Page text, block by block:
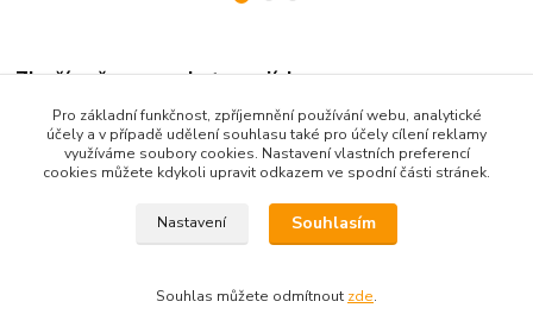
Zboží zařazeno v kategoriích
Dětské oblečení
Dětské kalhoty
Pro základní funkčnost, zpříjemnění používání webu, analytické
účely a v případě udělení souhlasu také pro účely cílení reklamy
využíváme soubory cookies. Nastavení vlastních preferencí
cookies můžete kdykoli upravit odkazem ve spodní části stránek.
Nastavení Souhlasím
Souhlas můžete odmítnout zde.